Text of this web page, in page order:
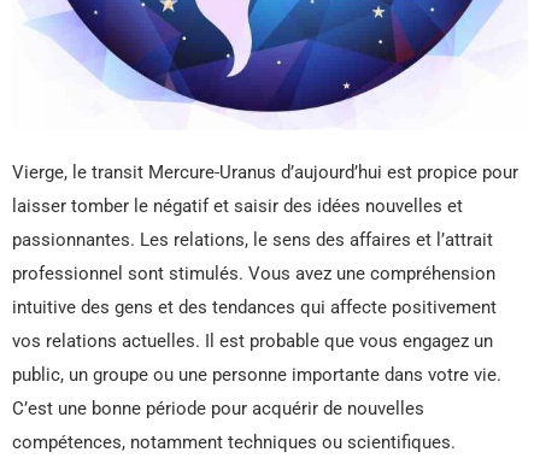
Vierge, le transit Mercure-Uranus d’aujourd’hui est propice pour
laisser tomber le négatif et saisir des idées nouvelles et
passionnantes. Les relations, le sens des affaires et l’attrait
professionnel sont stimulés. Vous avez une compréhension
intuitive des gens et des tendances qui affecte positivement
vos relations actuelles. Il est probable que vous engagez un
public, un groupe ou une personne importante dans votre vie.
C’est une bonne période pour acquérir de nouvelles
compétences, notamment techniques ou scientifiques.